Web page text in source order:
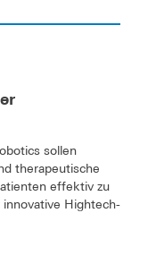
sollen
therapeutische
effektiv zu
Hightech-